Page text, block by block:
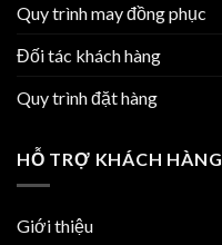
Quy trình may đồng phục
Đối tác khách hàng
Quy trình đặt hàng
HỖ TRỢ KHÁCH HÀNG
Giới thiệu